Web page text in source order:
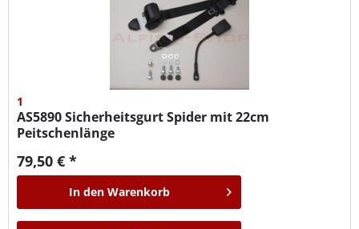
1
AS5890Sicherheitsgurt Spider mit 22cm
Peitschenlänge
79,50 € *
In den Warenkorb